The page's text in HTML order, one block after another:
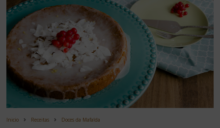
Inicio Receitas Doces da Mafalda